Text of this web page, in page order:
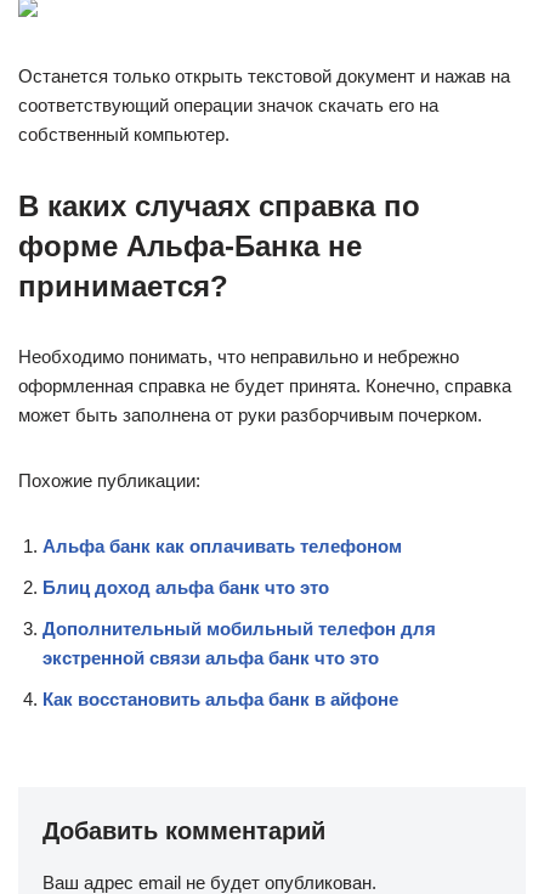
Останется только открыть текстовой документ и нажав на
соответствующий операции значок скачать его на
собственный компьютер.
В каких случаях справка по
форме Альфа-Банка не
принимается?
Необходимо понимать, что неправильно и небрежно
оформленная справка не будет принята. Конечно, справка
может быть заполнена от руки разборчивым почерком.
Похожие публикации:
Альфа банк как оплачивать телефоном
Блиц доход альфа банк что это
Дополнительный мобильный телефон для
экстренной связи альфа банк что это
Как восстановить альфа банк в айфоне
Добавить комментарий
Ваш адрес email не будет опубликован.